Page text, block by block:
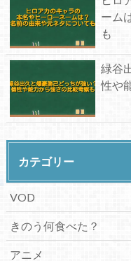
ーム
も
緑谷
性や
カテゴリー
VOD
きのう何食べた？
アニメ